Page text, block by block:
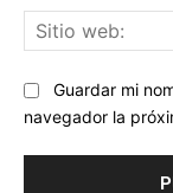
Guardar mi
navegador la